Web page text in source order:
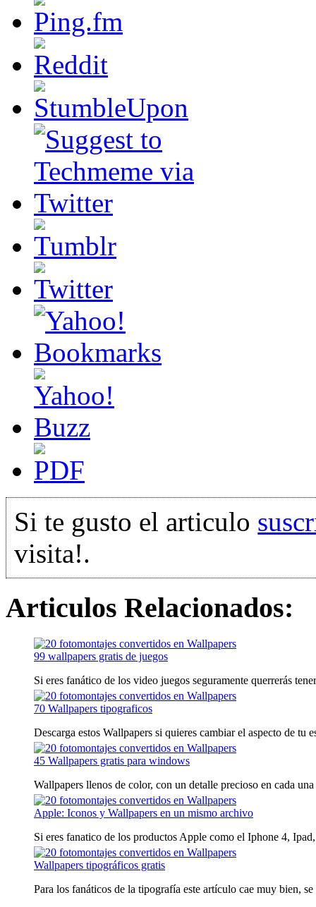
Si te gusto el articulo
visita!.
Articulos Relacionados:
99 wallpapers gratis de juegos
Si eres fanático de los video juegos seguramente querrerás
70 Wallpapers tipograficos
Descarga estos Wallpapers si quieres cambiar el aspecto de tu
45 Wallpapers gratis para windows
Wallpapers llenos de color, con un detalle precioso en cada
Apple: Iconos y Wallpapers en un mismo archivo
Si eres fanatico de los productos Apple como el Iphone 4,
Wallpapers tipográficos gratis
Para los fanáticos de la tipografía este artículo cae muy bien, se